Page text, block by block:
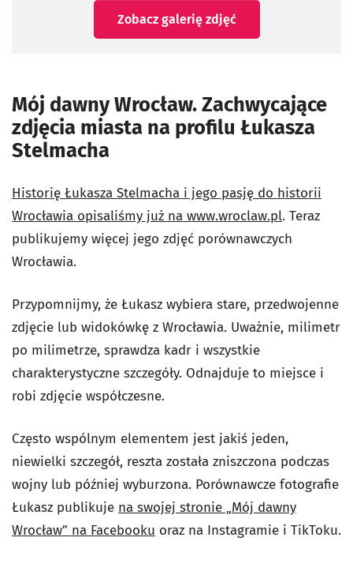
Zobacz galerię zdjęć
Mój dawny Wrocław. Zachwycające
zdjęcia miasta na profilu Łukasza
Stelmacha
Historię Łukasza Stelmacha i jego pasję do historii
Wrocławia opisaliśmy już na www.wroclaw.pl. Teraz
publikujemy więcej jego zdjęć porównawczych
Wrocławia.
Przypomnijmy, że Łukasz wybiera stare, przedwojenne
zdjęcie lub widokówkę z Wrocławia. Uważnie, milimetr
po milimetrze, sprawdza kadr i wszystkie
charakterystyczne szczegóły. Odnajduje to miejsce i
robi zdjęcie współczesne.
Często wspólnym elementem jest jakiś jeden,
niewielki szczegół, reszta została zniszczona podczas
wojny lub później wyburzona. Porównawcze fotografie
Łukasz publikuje na swojej stronie „Mój dawny
Wrocław” na Facebooku oraz na Instagramie i TikToku.